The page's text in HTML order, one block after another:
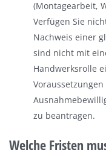
(Montagearbeit,
Verfügen Sie
Nachweis einer
sind nicht mit
Handwerksrolle
zu beantragen.
Welche Fristen